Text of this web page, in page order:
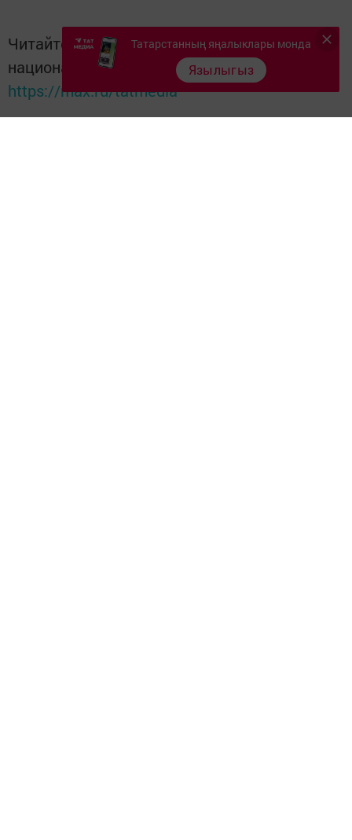
Читайте новости Татарстана в
национальном мессенджере MАХ:
https://max.ru/tatmedia
Татарстанның яңалыклары монда
Язылыгыз